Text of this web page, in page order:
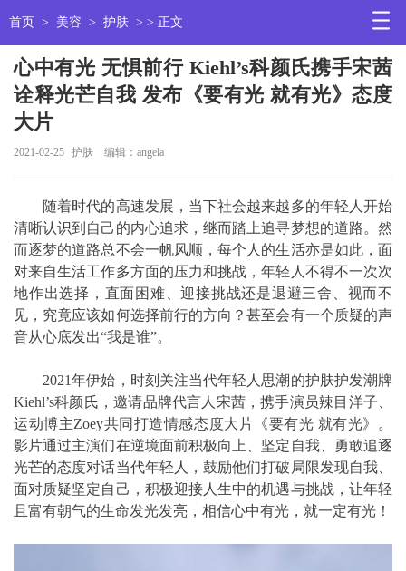
首页 > 美容 > 护肤 > > 正文
心中有光 无惧前行 Kiehl’s科颜氏携手宋茜
诠释光芒自我 发布《要有光 就有光》态度
大片
2021-02-25 护肤 编辑：angela
随着时代的高速发展，当下社会越来越多的年轻人开始
清晰认识到自己的内心追求，继而踏上追寻梦想的道路。然
而逐梦的道路总不会一帆风顺，每个人的生活亦是如此，面
对来自生活工作多方面的压力和挑战，年轻人不得不一次次
地作出选择，直面困难、迎接挑战还是退避三舍、视而不
见，究竟应该如何选择前行的方向？甚至会有一个质疑的声
音从心底发出“我是谁”。
2021年伊始，时刻关注当代年轻人思潮的护肤护发潮牌
Kiehl’s科颜氏，邀请品牌代言人宋茜，携手演员辣目洋子、
运动博主Zoey共同打造情感态度大片《要有光 就有光》。
影片通过主演们在逆境面前积极向上、坚定自我、勇敢追逐
光芒的态度对话当代年轻人，鼓励他们打破局限发现自我、
面对质疑坚定自己，积极迎接人生中的机遇与挑战，让年轻
且富有朝气的生命发光发亮，相信心中有光，就一定有光！